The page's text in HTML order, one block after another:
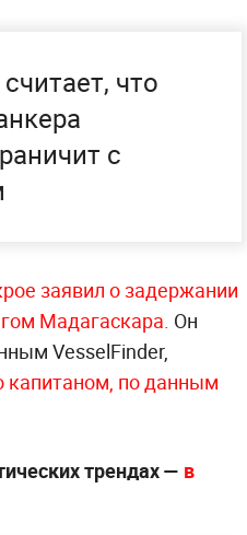
что
с
заявил о задержании
Мадагаскара. Он
VesselFinder,
капитаном, по данным
трендах — в